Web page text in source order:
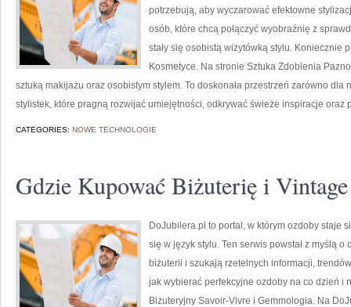
potrzebują, aby wyczarować efektowne
osób, które chcą połączyć wyobraźnię z
stały się osobistą wizytówką stylu. Koniecznie
Kosmetyce. Na stronie Sztuka Zdobienia
sztuką makijażu oraz osobistym stylem. To doskonała przestrzeń zarówno
stylistek, które pragną rozwijać umiejętności, odkrywać świeże inspiracje oraz
CATEGORIES: NOWE TECHNOLOGIE
Gdzie Kupować Biżuterię i
DoJubilera.pl to portal, w którym ozdoby staje
się w język stylu. Ten serwis powstał z myślą
biżuterii i szukają rzetelnych informacji,
jak wybierać perfekcyjne ozdoby na co dzień i
Biżuteryjny Savoir-Vivre i Gemmologia. Na